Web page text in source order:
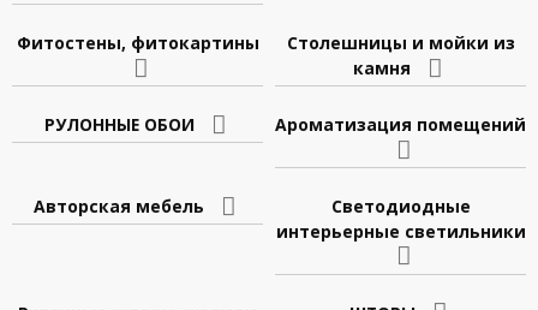
Фитостены, фитокартины
Столешницы и мойки из
камня
РУЛОННЫЕ ОБОИ Ароматизация помещений
Авторская мебель
Светодиодные
интерьерные светильники